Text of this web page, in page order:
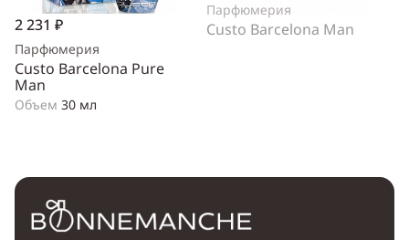
2 231 ₽
Парфюмерия
Custo Barcelona Pure
Man
Объем 30 мл
Парфюмерия
Custo Barcelona Man